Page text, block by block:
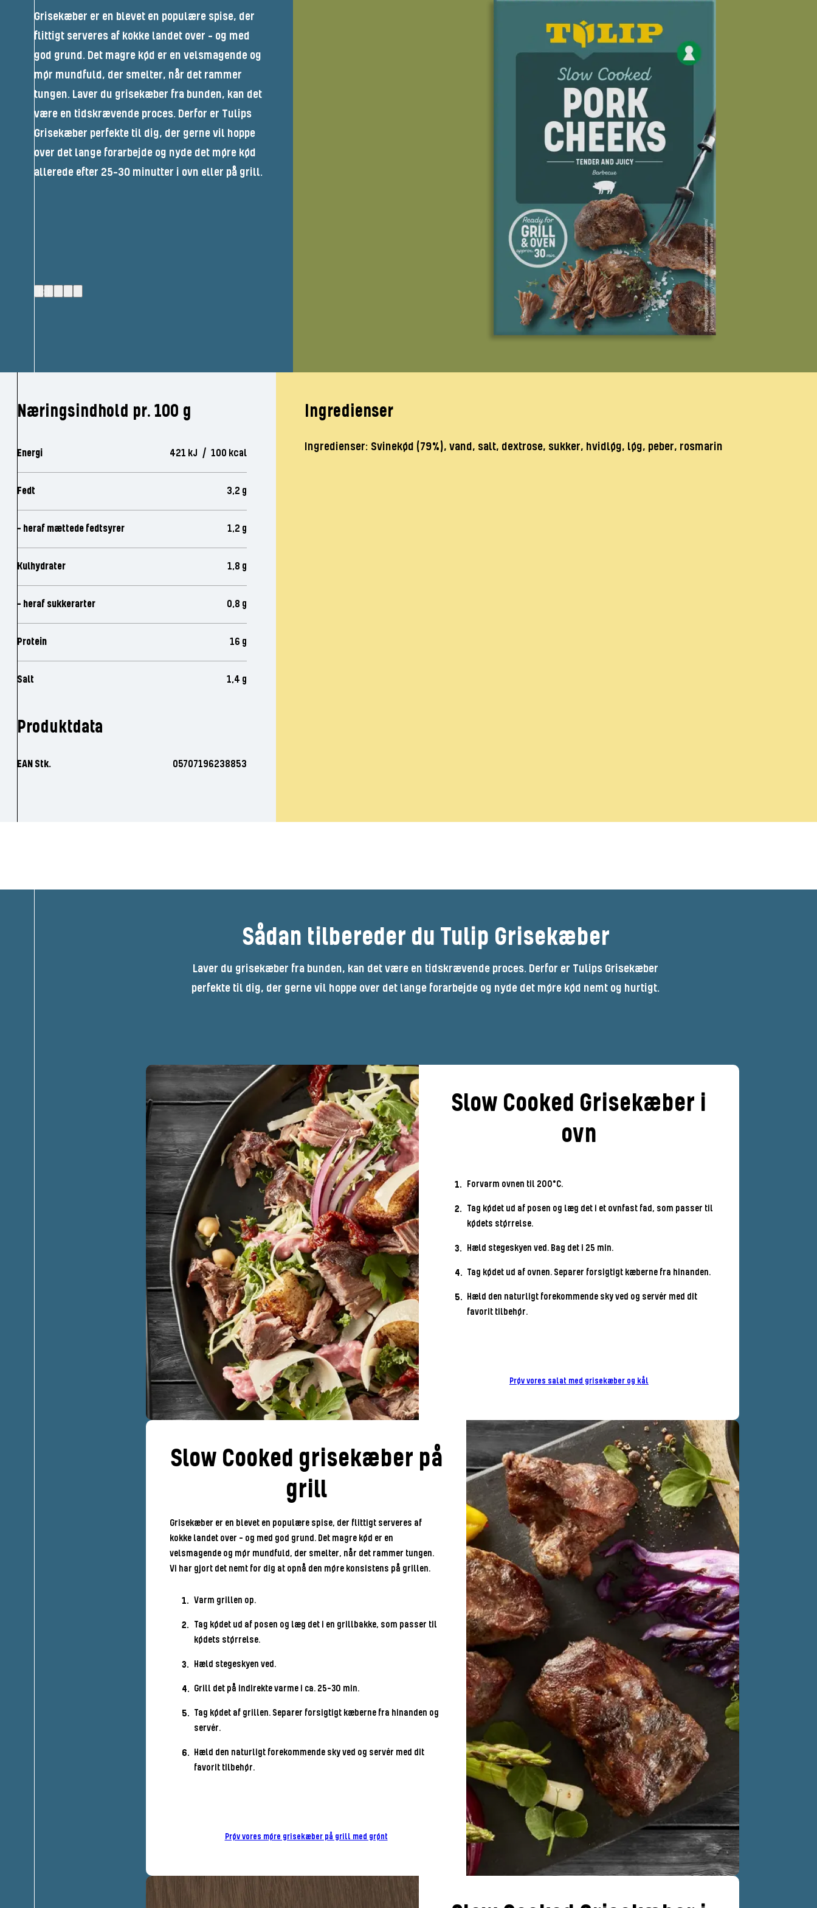
Grisekæber er en blevet en populære spise, der
flittigt serveres af kokke landet over – og med
god grund. Det magre kød er en velsmagende og
mør mundfuld, der smelter, når det rammer
tungen. Laver du grisekæber fra bunden, kan det
være en tidskrævende proces. Derfor er Tulips
Grisekæber perfekte til dig, der gerne vil hoppe
over det lange forarbejde og nyde det møre kød
allerede efter 25-30 minutter i ovn eller på grill.
(1)
Næringsindhold pr. 100 g
Energi 421 kJ / 100 kcal
Fedt 3,2 g
- heraf mættede fedtsyrer 1,2 g
Kulhydrater 1,8 g
- heraf sukkerarter 0,8 g
Protein 16 g
Salt 1,4 g
Produktdata
EAN Stk. 05707196238853
Ingredienser
Ingredienser: Svinekød (79%), vand, salt, dextrose, sukker, hvidløg, løg, peber, rosmarin
Sådan tilbereder du Tulip Grisekæber
Laver du grisekæber fra bunden, kan det være en tidskrævende proces. Derfor er Tulips Grisekæber
perfekte til dig, der gerne vil hoppe over det lange forarbejde og nyde det møre kød nemt og hurtigt.
Slow Cooked Grisekæber i
ovn
Forvarm ovnen til 200°C.
Tag kødet ud af posen og læg det i et ovnfast fad, som passer til
kødets størrelse.
Hæld stegeskyen ved. Bag det i 25 min.
Tag kødet ud af ovnen. Separer forsigtigt kæberne fra hinanden.
Hæld den naturligt forekommende sky ved og servér med dit
favorit tilbehør.
Prøv vores salat med grisekæber og kål
Slow Cooked grisekæber på
grill
Grisekæber er en blevet en populære spise, der flittigt serveres af
kokke landet over – og med god grund. Det magre kød er en
velsmagende og mør mundfuld, der smelter, når det rammer tungen.
Vi har gjort det nemt for dig at opnå den møre konsistens på grillen.
Varm grillen op.
Tag kødet ud af posen og læg det i en grillbakke, som passer til
kødets størrelse.
Hæld stegeskyen ved.
Grill det på indirekte varme i ca. 25-30 min.
Tag kødet af grillen. Separer forsigtigt kæberne fra hinanden og
servér.
Hæld den naturligt forekommende sky ved og servér med dit
favorit tilbehør.
Prøv vores møre grisekæber på grill med grønt